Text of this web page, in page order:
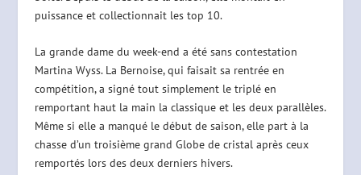
puissance et collectionnait les top 10.
La grande dame du week-end a été sans contestation
Martina Wyss. La Bernoise, qui faisait sa rentrée en
compétition, a signé tout simplement le triplé en
remportant haut la main la classique et les deux parallèles.
Même si elle a manqué le début de saison, elle part à la
chasse d’un troisième grand Globe de cristal après ceux
remportés lors des deux derniers hivers.